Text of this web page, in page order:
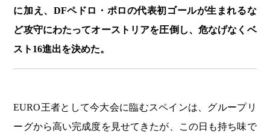
に加え、DFペドロ・ポロの代表初ゴールが生まれるな
ど攻守にわたってオーストリアを圧倒し、危なげなくベ
スト16進出を決めた。
EURO王者として今大会に臨むスペインは、グループリ
ーグから高い完成度を見せてきたが、この日も持ち味で